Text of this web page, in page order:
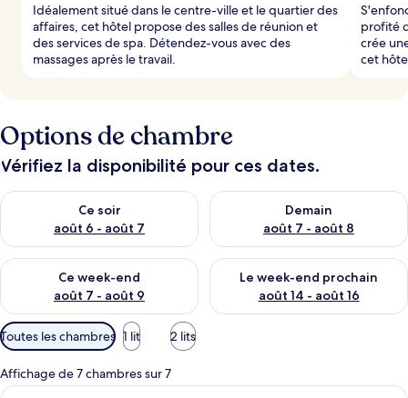
Idéalement situé dans le centre-ville et le quartier des
affaires, cet hôtel propose des salles de réunion et
des services de spa. Détendez-vous avec des
massages après le travail.
profité
crée
cet
Options de chambre
Vérifiez la disponibilité pour ces dates.
Ce soir
août 6 - août 7
Vérifier la disponibilité pour ce soir août 6 - août 7
Demain
août 7 - août 8
Vérifier la disponibilité pour
Ce week-end
août 7 - août 9
Vérifier la disponibilité pour ce week-end août 7 - août 9
Le week-end prochain
août 14 - août 16
Vérifier la disponibilité pour
Filtres
disponibles
pour
les
Toutes les chambres 1 lit 2 lits
Affichage de 7 chambres sur 7